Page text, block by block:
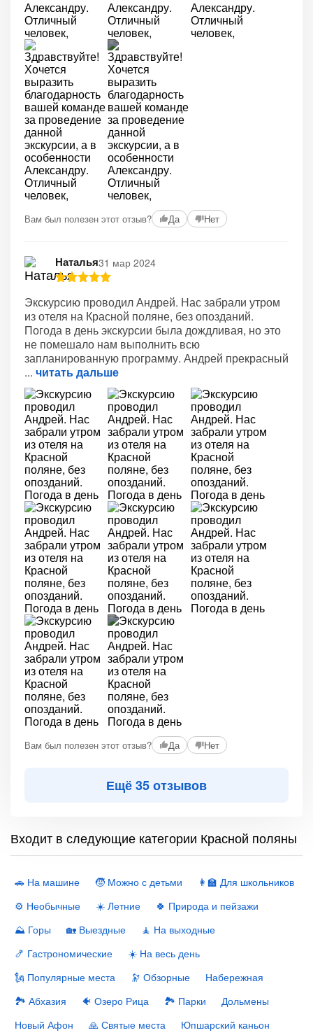
Вам был полезен этот отзыв? Да Нет
Наталья31 мар 2024
Экскурсию проводил Андрей. Нас забрали утром
из отеля на Красной поляне, без опозданий.
Погода в день экскурсии была дождливая, но это
не помешало нам выполнить всю
запланированную программу. Андрей прекрасный
читать дальше
Вам был полезен этот отзыв? Да Нет
Ещё 35 отзывов
Входит в следующие категории Красной поляны
🚗 На машине 🧒 Можно с детьми
👩‍🏫 Для школьников
⚙️ Необычные
☀️ Летние
🍀 Природа и пейзажи
⛰ Горы
🏡 Выездные
🧘 На выходные
🍤 Гастрономические
☀️ На весь день
🗽 Популярные места
🔭 Обзорные
Набережная
🏞 Абхазия
🐠 Озеро Рица 🏞 Парки
Дольмены
Новый Афон
🙏 Святые места Юпшарский каньон